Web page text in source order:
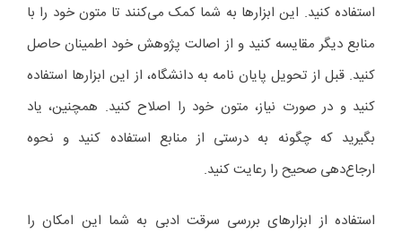
استفاده کنید. این ابزارها به شما کمک می‌کنند تا متون خود را با
منابع دیگر مقایسه کنید و از اصالت پژوهش خود اطمینان حاصل
کنید. قبل از تحویل پایان نامه به دانشگاه، از این ابزارها استفاده
کنید و در صورت نیاز، متون خود را اصلاح کنید. همچنین، یاد
بگیرید که چگونه به درستی از منابع استفاده کنید و نحوه
ارجاع‌دهی صحیح را رعایت کنید.
استفاده از ابزارهای بررسی سرقت ادبی به شما این امکان را